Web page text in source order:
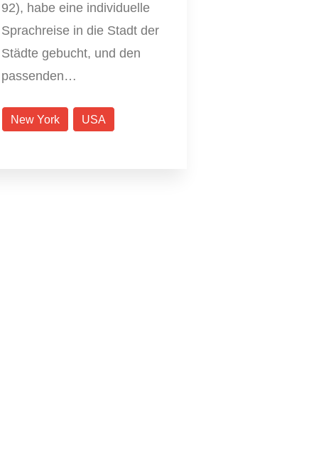
92), habe eine individuelle
Sprachreise in die Stadt der
Städte gebucht, und den
passenden…
New York USA